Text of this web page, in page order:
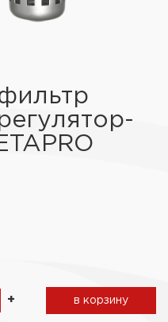
+ в корзину